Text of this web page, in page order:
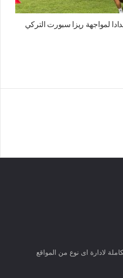
لمواجهة ريزا سبورت التركي
لادارة اى نوع من المواقع